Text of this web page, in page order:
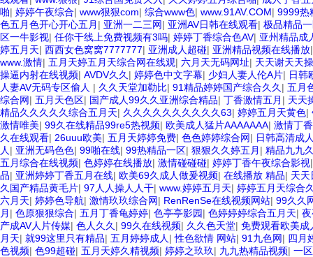
啪| 婷婷午夜综合| www狠狠com| 综合www色| www.91AV.COM| 9999热
色五月色开心开心五月 | 亚洲一二三网| 亚洲AV日韩在线观看| 极品精品
区一牛影视| 任你干线上免费视频有3吗| 婷婷丁香综合色AV| 亚州精品成
婷五月天| 西西女色窝窝7777777| 亚洲成人超碰| 亚洲精品视频在线播放
www.激情| 五月天婷五月天综合网在线观| 六月天无码网址| 天天谢天天操
操逼内射在线视频| AVDV久久 | 婷婷色中文字幕| 少妇人妻人伦A片| 日韩
人妻AV无码专区偷人 | 久久天堂加勒比| 91精品婷婷国产综合久久 | 五月
综合网| 五月天色区| 国产成人99久久亚洲综合精品| 丁香激情五月 | 天天
精品久久久久久综合五月天| 久久久久久久久久久久63| 婷婷五月天黄色|
激情唯美| 99久在线精品99re5热视频| 欧美成人猛片AAAAAAA| 激情丁
久在线观看| 26uuu欧美| 五月天婷婷免费| 色色婷婷综合网| 日韩高清成
人 | 亚洲无码色色| 99啪在线| 99热精品一区| 狠狠久久婷五月 | 精品九九
五月综合在线视频| 色婷婷在线播放| 激情碰碰碰| 婷婷丁香午夜综合影视
品| 亚洲婷婷丁香五月在线| 欧美69久成人做爰视频| 在线播放 精品| 天天
久国产精品黄毛片| 97人人操人人干| www.婷婷五月天| 婷婷五月天综合
六月天| 婷婷色导航| 激情玖玖综合网| RenRenSe在线视频网站| 99久久
月 | 色原狠狠综合| 五月丁香龟婷婷| 色亭亭影园| 色婷婷婷综合五月天|
产成AV人片传媒| 色人久久 | 99久在线视频| 久久色天堂| 免费观看欧美
月天| 就99这里只有精品| 五月婷婷成人 |性色欲情 网站| 91九色网| 四月
色视频| 色99超碰| 五月天婷久精视频| 婷婷之玖玖| 九九热精品视频| 一